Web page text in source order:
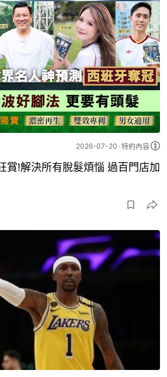
2026-07-20 特約內容
賞!解決所有脫髮煩惱 過百門店加